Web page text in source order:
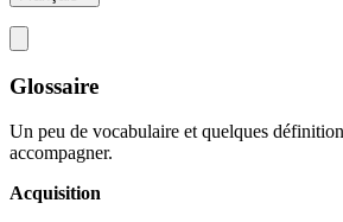
Glossaire
Un peu de vocabulaire et quelques
accompagner.
Acquisition